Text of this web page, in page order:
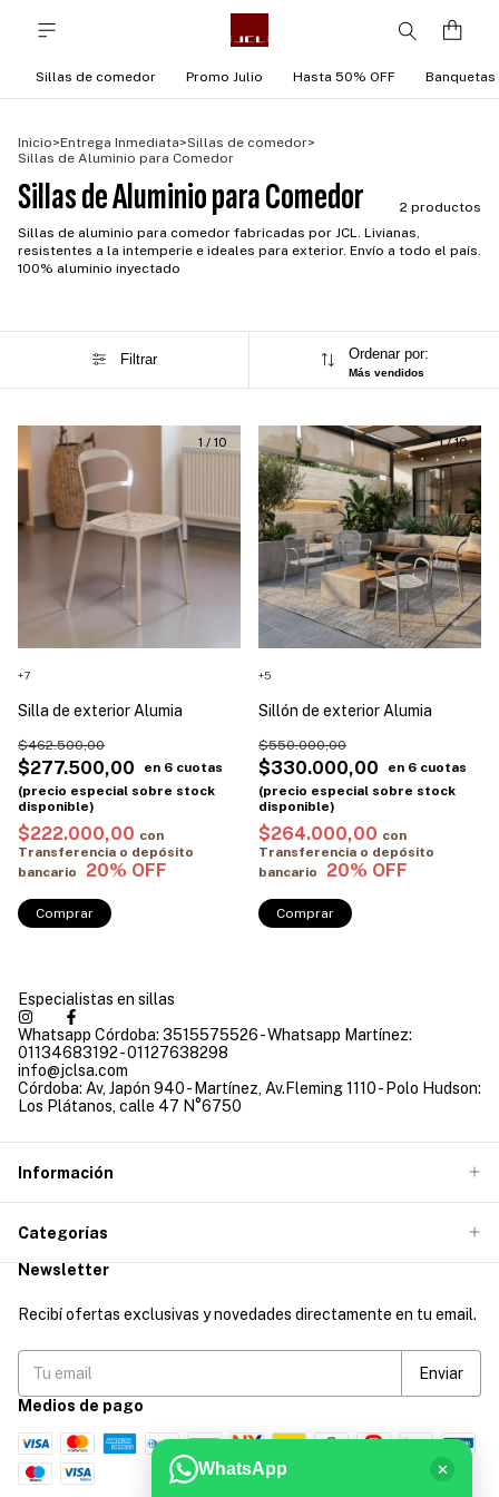
Sillas de comedor Promo Julio Hasta 50% OFF Banquetas
Inicio>Entrega Inmediata>Sillas de comedor>
Sillas de Aluminio para Comedor
Sillas de Aluminio para Comedor
2 productos
Sillas de aluminio para comedor fabricadas por JCL. Livianas,
resistentes a la intemperie e ideales para exterior. Envío a todo el país.
100% aluminio inyectado
Filtrar Ordenar por:
Más vendidos
1 / 10
Silla de exterior Alumia
$277.500,00
$462.500,00
$222.000,00 con
Transferencia o depósito
bancario
+7
Comprar
1/10
Sillón de exterior Alumia
$330.000,00
$550.000,00
$264.000,00 con
Transferencia o depósito
bancario
+5
Comprar
Especialistas en sillas
Whatsapp Córdoba: 3515575526 - Whatsapp Martínez:
01134683192 - 01127638298
info@jclsa.com
Córdoba: Av, Japón 940 - Martínez, Av.Fleming 1110 - Polo Hudson:
Los Plátanos, calle 47 N°6750
Información
Categorías
Newsletter
Recibí ofertas exclusivas y novedades directamente en tu email.
Medios de pago
WhatsApp ✕